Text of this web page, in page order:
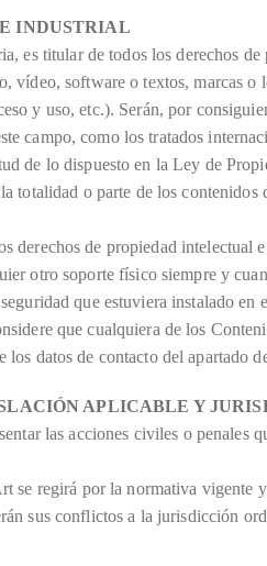
INDUSTRIAL
es titular de todos los derechos
vídeo, software o textos, marcas
y uso, etc.). Serán, por
campo, como los tratados
de lo dispuesto en la Ley de
totalidad o parte de los
derechos de propiedad
otro soporte físico siempre y
que estuviera instalado en
que cualquiera de los
los datos de contacto del
APLICABLE Y
las acciones civiles o
se regirá por la normativa
sus conflictos a la jurisdicción